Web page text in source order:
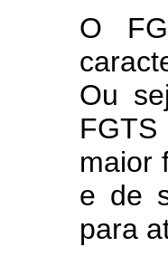
O
Ou
maior
e de
para